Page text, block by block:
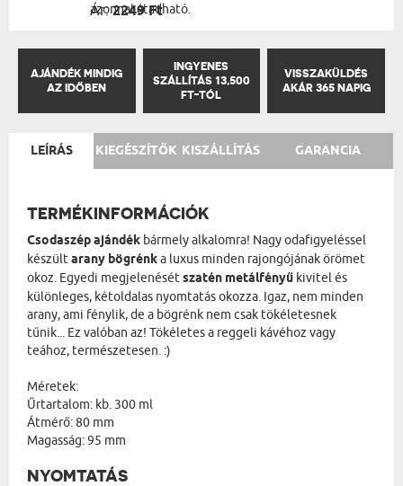
azonnal átadható.
Ár:2249 Ft
AJÁNDÉK MINDIG
AZ IDŐBEN
INGYENES
SZÁLLÍTÁS 13,500
FT-TÓL
VISSZAKÜLDÉS
AKÁR 365 NAPIG
LEÍRÁS KIEGÉSZÍTŐK KISZÁLLÍTÁS GARANCIA
TERMÉKINFORMÁCIÓK
Csodaszép ajándék bármely alkalomra! Nagy odafigyeléssel
készültarany bögrénka luxus minden rajongójának örömet
okoz. Egyedi megjelenésétszatén metálfényű kivitel és
különleges, kétoldalas nyomtatás okozza. Igaz, nem minden
arany, ami fénylik, de a bögrénk nem csak tökéletesnek
tűnik... Ez valóban az! Tökéletes a reggeli kávéhoz vagy
teához, természetesen. :)
Méretek:
Űrtartalom: kb. 300 ml
Átmérő: 80 mm
Magasság: 95 mm
NYOMTATÁS